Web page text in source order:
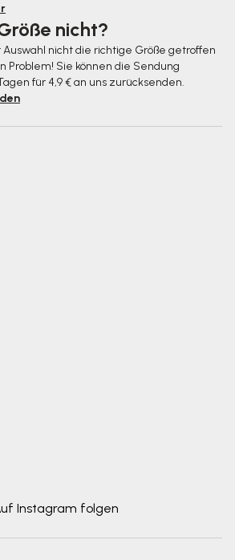
nicht?
Auswahl nicht die richtige Größe getroffen
Problem! Sie können die Sendung
für 4,9 € an uns zurücksenden.
Instagram folgen